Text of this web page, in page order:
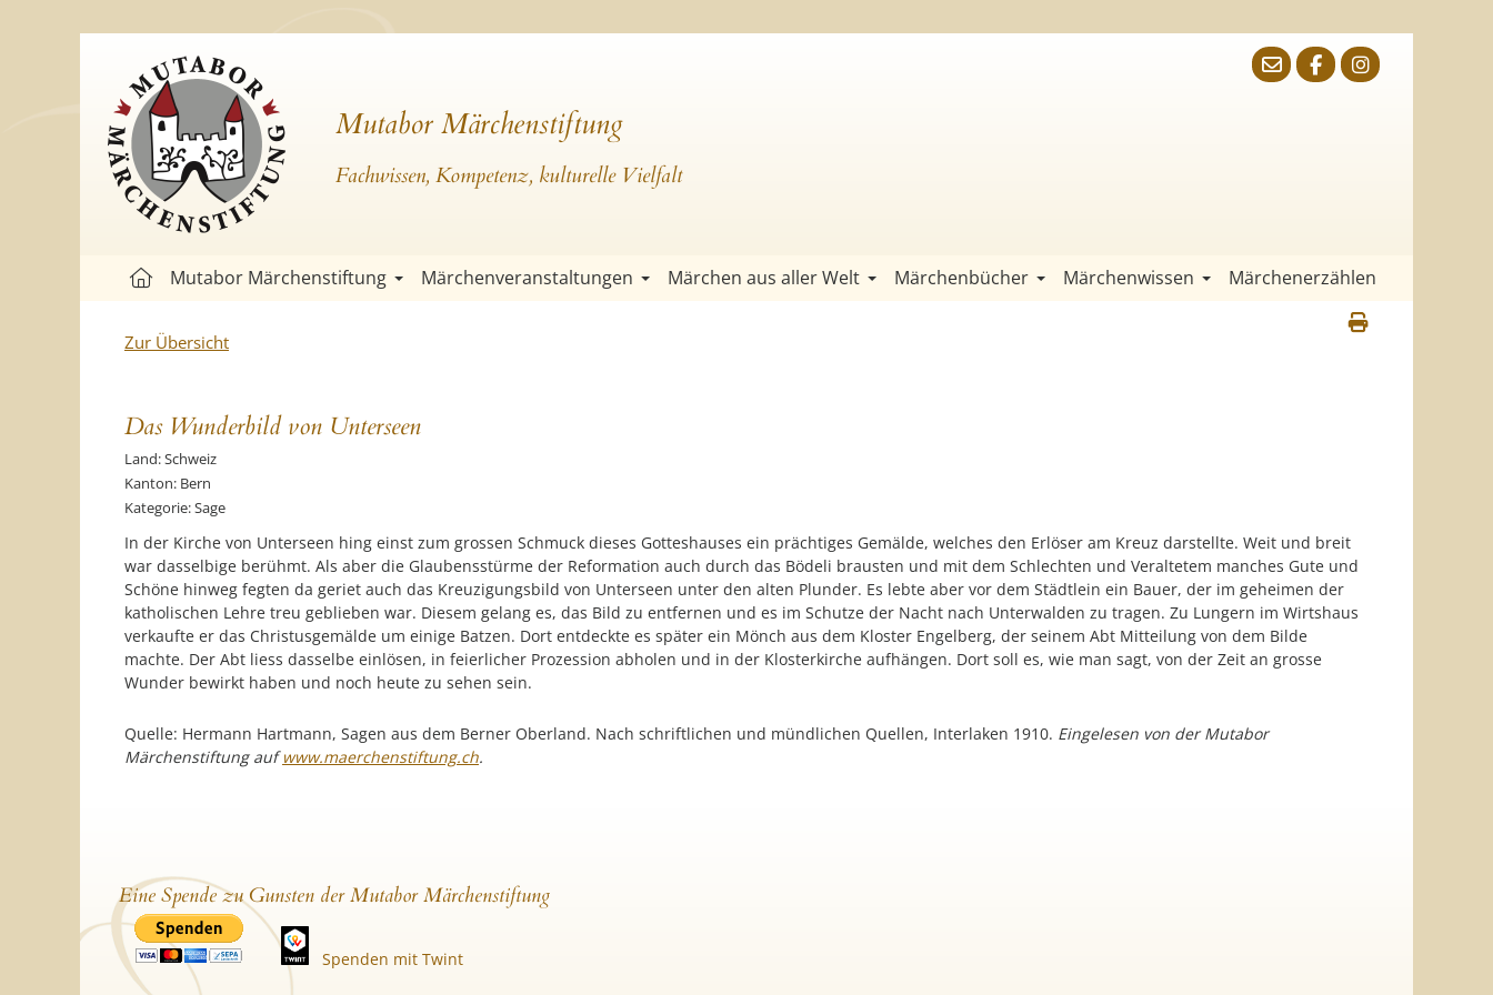
Mutabor Märchenstiftung
Fachwissen, Kompetenz, kulturelle Vielfalt
Mutabor Märchenstiftung Märchenveranstaltungen Märchen aus aller Welt Märchenbücher Märchenwissen Märchenerzählen
Zur Übersicht
Das Wunderbild von Unterseen
Land: Schweiz
Kanton: Bern
Kategorie: Sage
In der Kirche von Unterseen hing einst zum grossen Schmuck dieses Gotteshauses ein prächtiges Gemälde, welches den Erlöser am Kreuz darstellte. Weit und breit
war dasselbige berühmt. Als aber die Glaubensstürme der Reformation auch durch das Bödeli brausten und mit dem Schlechten und Veraltetem manches Gute und
Schöne hinweg fegten da geriet auch das Kreuzigungsbild von Unterseen unter den alten Plunder. Es lebte aber vor dem Städtlein ein Bauer, der im geheimen der
katholischen Lehre treu geblieben war. Diesem gelang es, das Bild zu entfernen und es im Schutze der Nacht nach Unterwalden zu tragen. Zu Lungern im Wirtshaus
verkaufte er das Christusgemälde um einige Batzen. Dort entdeckte es später ein Mönch aus dem Kloster Engelberg, der seinem Abt Mitteilung von dem Bilde
machte. Der Abt liess dasselbe einlösen, in feierlicher Prozession abholen und in der Klosterkirche aufhängen. Dort soll es, wie man sagt, von der Zeit an grosse
Wunder bewirkt haben und noch heute zu sehen sein.
Quelle: Hermann Hartmann, Sagen aus dem Berner Oberland. Nach schriftlichen und mündlichen Quellen, Interlaken 1910. Eingelesen von der Mutabor
Märchenstiftung aufwww.maerchenstiftung.ch.
Eine Spende zu Gunsten der Mutabor Märchenstiftung
Spenden mit Twint